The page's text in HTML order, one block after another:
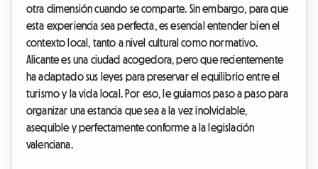
otra dimensión cuando se comparte. Sin embargo, para que
esta experiencia sea perfecta, es esencial entender bien el
contexto local, tanto a nivel cultural como normativo.
Alicante es una ciudad acogedora, pero que recientemente
ha adaptado sus leyes para preservar el equilibrio entre el
turismo y la vida local. Por eso, le guiamos paso a paso para
organizar una estancia que sea a la vez inolvidable,
asequible y perfectamente conforme a la legislación
valenciana.